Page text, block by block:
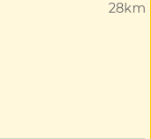
28km